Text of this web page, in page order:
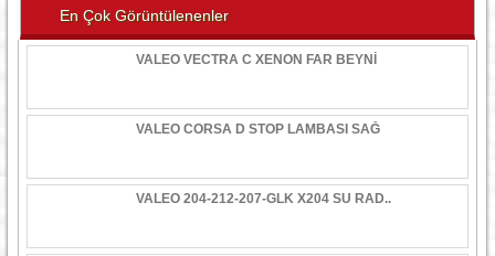
En Çok Görüntülenenler
VALEO VECTRA C XENON FAR BEYNİ
VALEO CORSA D STOP LAMBASI SAĞ
VALEO 204-212-207-GLK X204 SU RAD..